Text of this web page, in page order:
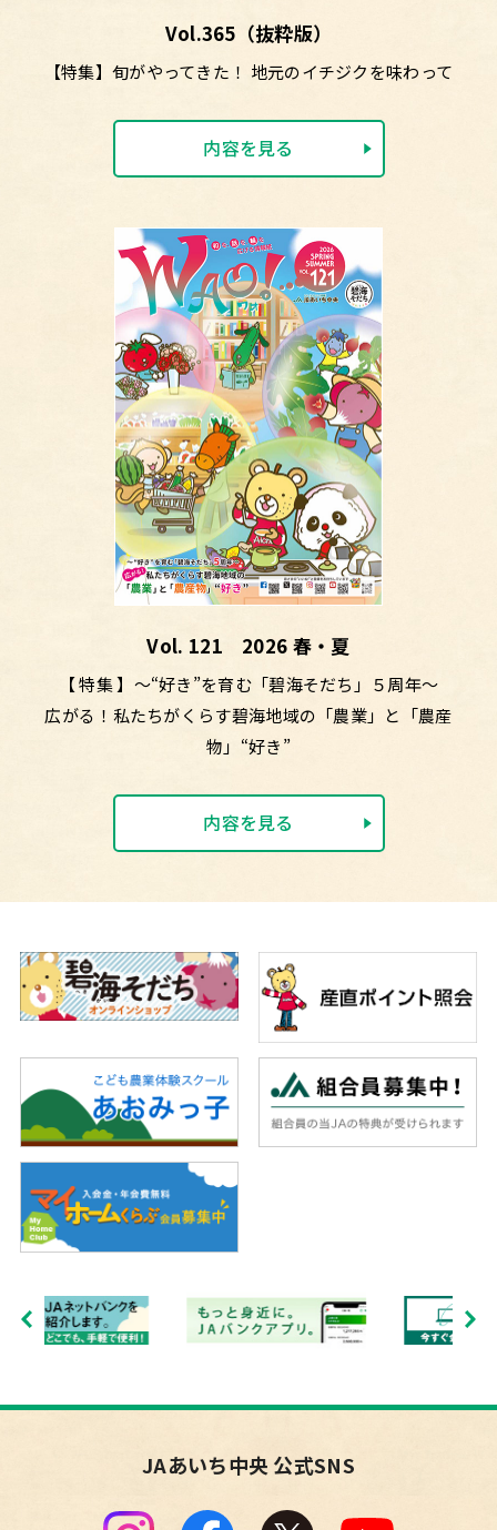
Vol.365（抜粋版）
【特集】旬がやってきた！ 地元のイチジクを味わって
内容を見る
Vol. 121 2026 春・夏
【 特集 】～“好き”を育む「碧海そだち」５周年～
広がる！私たちがくらす碧海地域の「農業」と「農産
物」“好き”
内容を見る
JAあいち中央 公式SNS